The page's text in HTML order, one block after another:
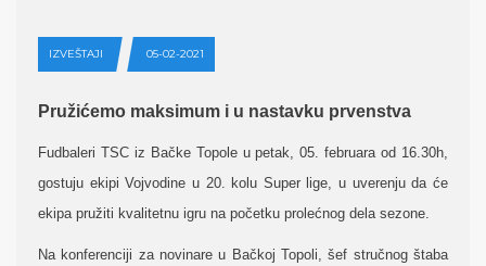
IZVEŠTAJI 05-02-2021
Pružićemo maksimum i u nastavku prvenstva
Fudbaleri TSC iz Bačke Topole u petak, 05. februara od 16.30h,
gostuju ekipi Vojvodine u 20. kolu Super lige, u uverenju da će
ekipa pružiti kvalitetnu igru na početku prolećnog dela sezone.
Na konferenciji za novinare u Bačkoj Topoli,šef stručnog štaba